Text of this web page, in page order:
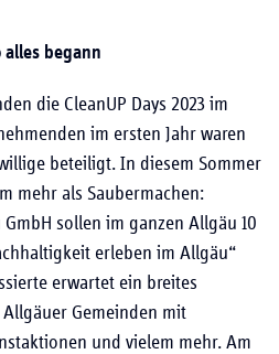
alles begann
die CleanUP Days 2023 im
im ersten Jahr waren
beteiligt. In diesem Sommer
mehr als Saubermachen:
sollen im ganzen Allgäu 10
erleben im Allgäu“
erwartet ein breites
Gemeinden mit
und vielem mehr. Am